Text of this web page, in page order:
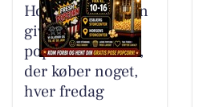
Honning-krukken
giver gratis
popcorn til børn,
der køber noget,
hver fredag